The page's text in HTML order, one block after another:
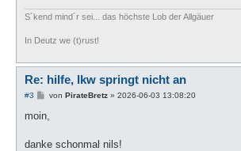
S´kend mind´r sei... das höchste Lob der Allgäuer
In Deutz we (t)rust!
Re: hilfe, lkw springt nicht an
#3
B
i
t
a
von PirateBretz» 2026-06-03 13:08:20
moin,
danke schonmal nils!